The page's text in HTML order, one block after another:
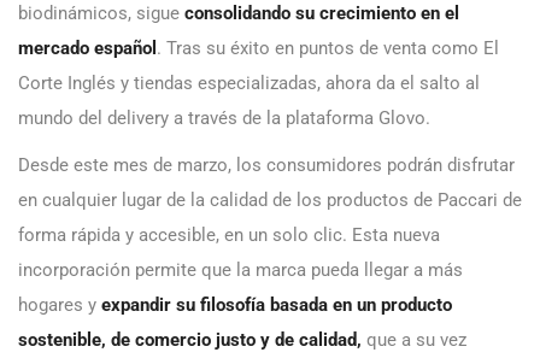
biodinámicos, sigue consolidando su crecimiento en el
mercado español . Tras su éxito en puntos de venta como El
Corte Inglés y tiendas especializadas, ahora da el salto al
mundo del delivery a través de la plataforma Glovo.
Desde este mes de marzo, los consumidores podrán disfrutar
en cualquier lugar de la calidad de los productos de Paccari de
forma rápida y accesible, en un solo clic. Esta nueva
incorporación permite que la marca pueda llegar a más
hogares y expandir su filosofía basada en un producto
sostenible, de comercio justo y de calidad, que a su vez